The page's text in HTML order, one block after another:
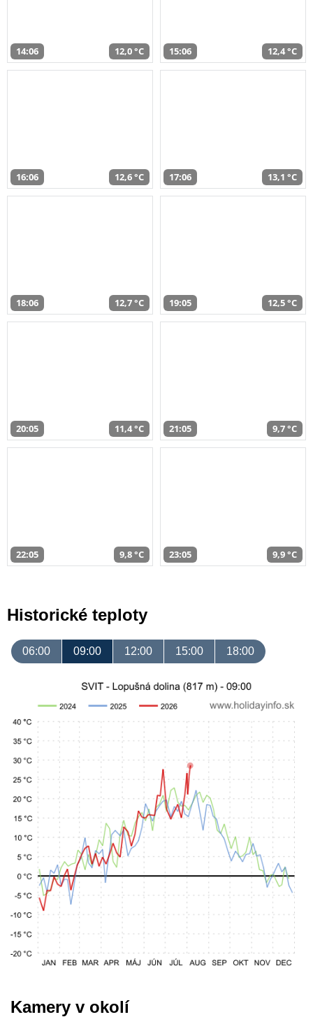
14:06 12,0 °C 15:06 12,4 °C
16:06 12,6 °C 17:06 13,1 °C
18:06 12,7 °C 19:05 12,5 °C
20:05 11,4 °C 21:05 9,7 °C
22:05 9,8 °C 23:05 9,9 °C
Historické teploty
06:00 09:00 12:00 15:00 18:00
Kamery v okolí